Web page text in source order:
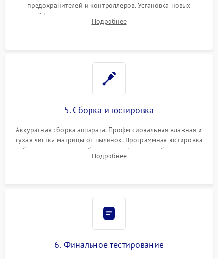
предохранителей и контроллеров. Установка новых
шлейфов, дисплея, механизма затвора или двигателя
автофокуса. Восстановление геометрии тубуса объектива
Подробнее
5. Сборка и юстировка
Аккуратная сборка аппарата. Профессиональная влажная и
сухая чистка матрицы от пылинок. Программная юстировка
рабочего отрезка, калибровка автофокуса, стабилизатора и
экспозамера с помощью сервисного ПО.
Подробнее
6. Финальное тестирование